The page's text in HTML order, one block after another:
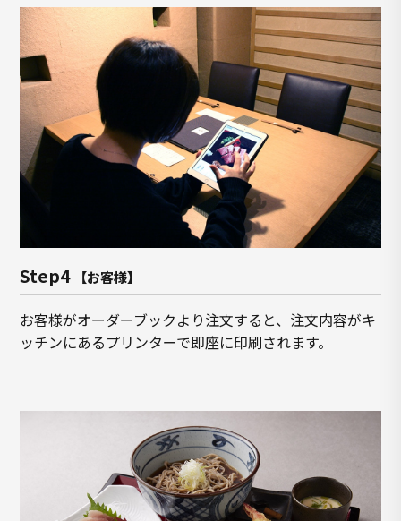
Step4 【お客様】
お客様がオーダーブックより注文すると、注文内容がキ
ッチンにあるプリンターで即座に印刷されます。